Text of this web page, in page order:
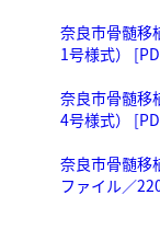
奈良市骨髄移
1号様式）
奈良市骨髄移
4号様式）
奈良市骨髄移
ファイル／